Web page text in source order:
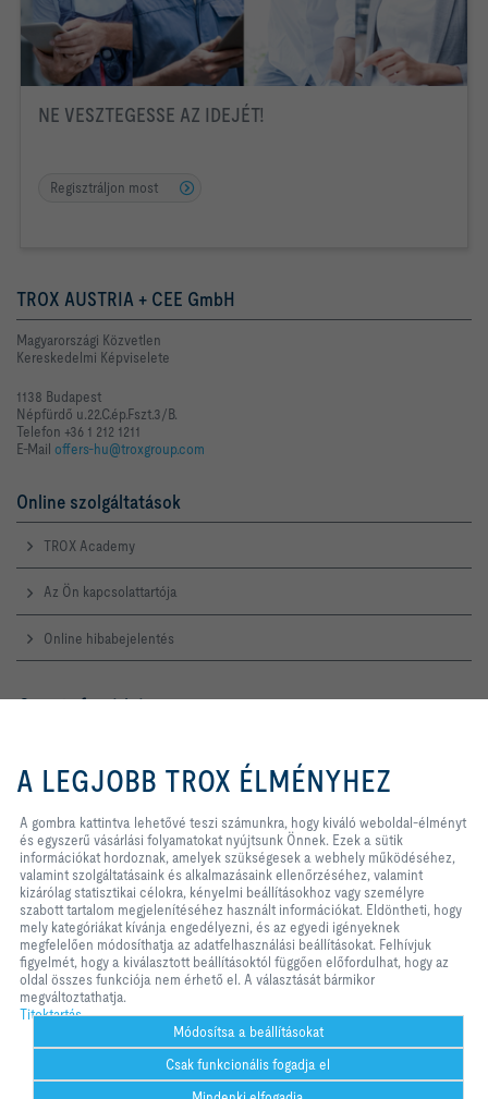
NE VESZTEGESSE AZ IDEJÉT!
Regisztráljon most
TROX AUSTRIA + CEE GmbH
Magyarországi Közvetlen
Kereskedelmi Képviselete
1138 Budapest
Népfürdő u.22.C.ép.Fszt.3/B.
Telefon +36 1 212 1211
E-Mail offers-hu@troxgroup.com
Online szolgáltatások
TROX Academy
Az Ön kapcsolattartója
Online hibabejelentés
Szerviz forródrót
Kereskedelmi Képviselete
Telefon +36 1 212 1211
Kapcsolat
A TROX A KÖZÖSSÉGI MÉDIÁBAN
Kezdőlap Kapcsolat
Titoktartás
Jogi nyilatkozat 2026 © TROX AUSTRIA + CEE GmbH
számunkra, hogy kiváló weboldal-
élményt és egyszerű vásárlási
Ezek a sütik információkat
hordoznak, amelyek szükségesek
a webhely működéséhez, valamint
szolgáltatásaink és alkalmazásaink
ellenőrzéséhez, valamint kizárólag
statisztikai célokra, kényelmi
beállításokhoz vagy személyre
szabott tartalom megjelenítéséhez
használt információkat. Eldöntheti,
hogy mely kategóriákat kívánja
igényeknek megfelelően
módosíthatja az adatfelhasználási
beállításokat. Felhívjuk figyelmét,
hogy a kiválasztott beállításoktól
függően előfordulhat, hogy az oldal
A LEGJOBB TROX ÉLMÉNYHEZ
A gombra kattintva lehetővé teszi számunkra, hogy kiváló weboldal-élményt
és egyszerű vásárlási folyamatokat nyújtsunk Önnek. Ezek a sütik
információkat hordoznak, amelyek szükségesek a webhely működéséhez,
valamint szolgáltatásaink és alkalmazásaink ellenőrzéséhez, valamint
kizárólag statisztikai célokra, kényelmi beállításokhoz vagy személyre
szabott tartalom megjelenítéséhez használt információkat. Eldöntheti, hogy
mely kategóriákat kívánja engedélyezni, és az egyedi igényeknek
megfelelően módosíthatja az adatfelhasználási beállításokat. Felhívjuk
figyelmét, hogy a kiválasztott beállításoktól függően előfordulhat, hogy az
oldal összes funkciója nem érhető el. A választását bármikor
megváltoztathatja.
Titoktartás
Módosítsa a beállításokat
Csak funkcionális fogadja el